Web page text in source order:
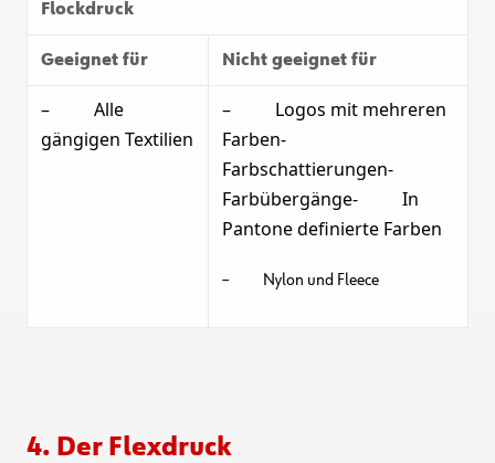
Flockdruck
Geeignet für Nicht geeignet für
– Alle
gängigen Textilien
– Logos mit mehreren
Farben-
Farbschattierungen-
Farbübergänge- In
Pantone definierte Farben
– Nylon und Fleece
4. Der Flexdruck